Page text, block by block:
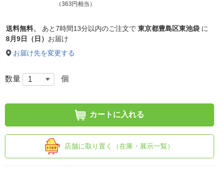
（363円相当）
送料無料、 あと7時間13分以内のご注文で 東京都豊島区東池袋 に
8月9日（日） お届け
お届け先を変更する
数量 個
カートに入れる
店舗に取り置く（在庫・展示一覧）